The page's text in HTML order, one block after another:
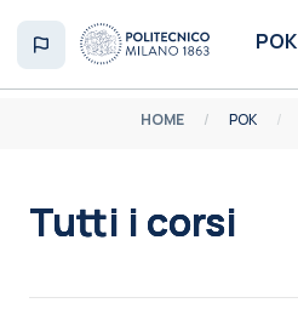
POK
HOME POK
Tutti i corsi